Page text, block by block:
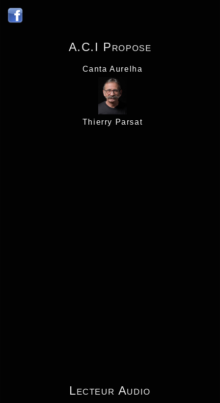
A.C.I Propose
Canta Aurelha
Thierry Parsat
Lecteur Audio